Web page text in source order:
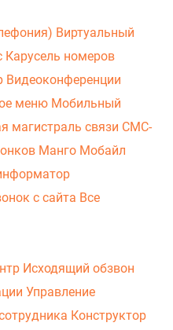
Виртуальный
Карусель номеров
Видеоконференции
меню Мобильный
магистраль связи СМС-
Манго Мобайл
с сайта Все
Исходящий обзвон
Управление
Конструктор